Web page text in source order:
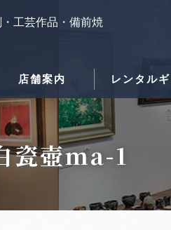
工芸作品・備前焼
店舗案内 レンタル
瓷壺ma-1